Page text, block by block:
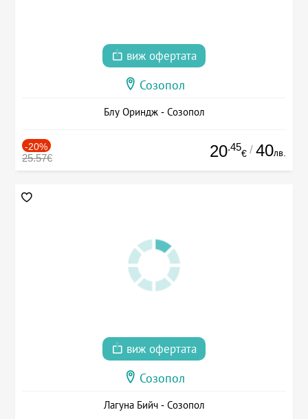
виж офертата
Созопол
Блу Ориндж - Созопол
-20%
25.57€ 20.45
€ / 40лв.
виж офертата
Созопол
Лагуна Бийч - Созопол